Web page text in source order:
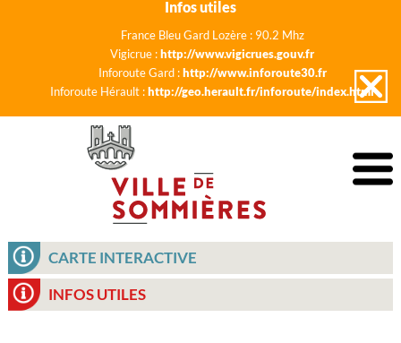
Infos utiles
France Bleu Gard Lozère : 90.2 Mhz
Vigicrue :http://www.vigicrues.gouv.fr
Inforoute Gard :http://www.inforoute30.fr
Inforoute Hérault :http://geo.herault.fr/inforoute/index.html
CARTE INTERACTIVE
INFOS UTILES